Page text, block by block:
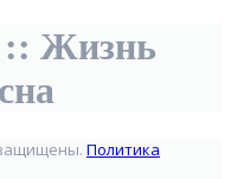
:: Жизнь
Политика